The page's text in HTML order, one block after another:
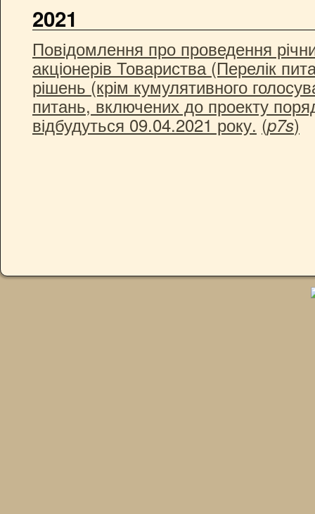
2021
Повідомлення про проведення
акціонерів Товариства (Перелік
рішень (крім кумулятивного
питань, включених до проекту
відбудуться 09.04.2021 року. (p7s)